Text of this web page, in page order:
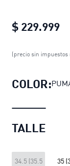
$ 229.999
(precio sin impuestos
COLOR:
TALLE
34.5 (35.5
35